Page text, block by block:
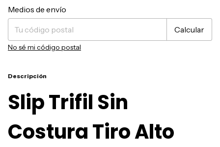
Entregas para el CP:
Medios de envío
Calcular
No sé mi código postal
Descripción
Slip Trifil Sin
Costura Tiro Alto